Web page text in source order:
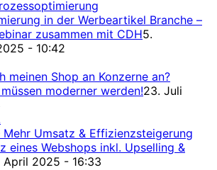
in der Werbeartikel Branche –
zusammen mit CDH5.
- 10:42
meinen Shop an Konzerne an?
moderner werden!23. Juli
Mehr Umsatz & Effizienzsteigerung
eines Webshops inkl. Upselling &
April 2025 - 16:33